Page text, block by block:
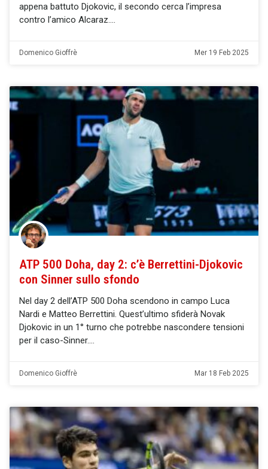
appena battuto Djokovic, il secondo cerca l’impresa
contro l’amico Alcaraz.
Domenico Gioffrè Mer 19 Feb 2025
ATP 500 Doha, day 2: c’è Berrettini-Djokovic
con Sinner sullo sfondo
Nel day 2 dell’ATP 500 Doha scendono in campo Luca
Nardi e Matteo Berrettini. Quest’ultimo sfiderà Novak
Djokovic in un 1° turno che potrebbe nascondere tensioni
per il caso-Sinner.
Domenico Gioffrè Mar 18 Feb 2025